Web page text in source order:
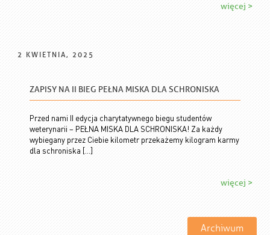
więcej >
2 KWIETNIA, 2025
ZAPISY NA II BIEG PEŁNA MISKA DLA SCHRONISKA
Przed nami II edycja charytatywnego biegu studentów
weterynarii – PEŁNA MISKA DLA SCHRONISKA! Za każdy
wybiegany przez Ciebie kilometr przekażemy kilogram karmy
dla schroniska […]
więcej >
Archiwum